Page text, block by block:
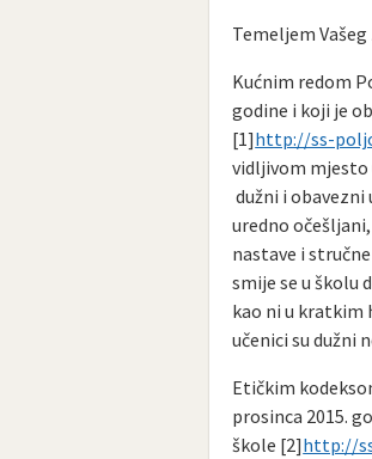
Temeljem
Kućnim redom
godine i koji je
[1]http://ss-
vidljivom mjesto
dužni i
uredno
nastave i
smije se u školu
kao ni u kratkim
učenici su dužni
Etičkim
prosinca 2015.
škole [2]http://